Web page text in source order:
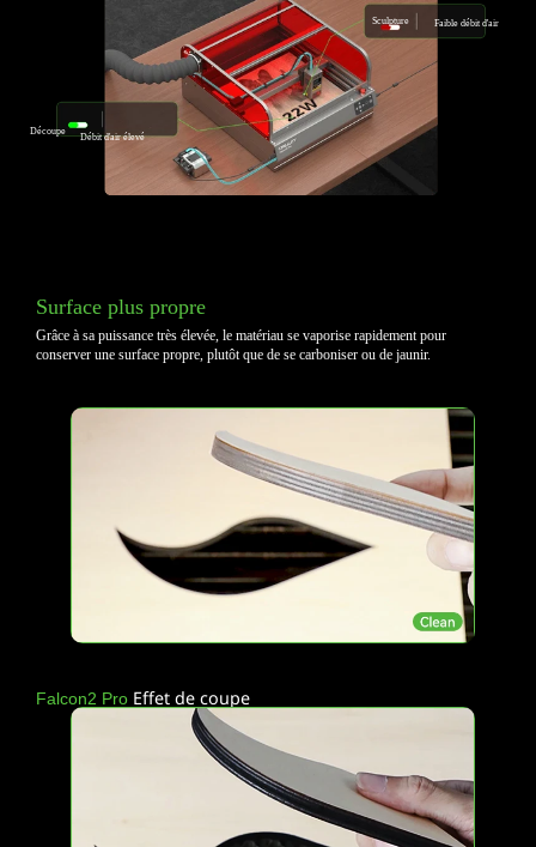
Découpe Débit d'air élevé
Sculpture Faible débit d'air
Surface plus propre
Grâce à sa puissance très élevée, le matériau se vaporise rapidement pour
conserver une surface propre, plutôt que de se carboniser ou de jaunir.
Falcon2 ProEffet de coupe